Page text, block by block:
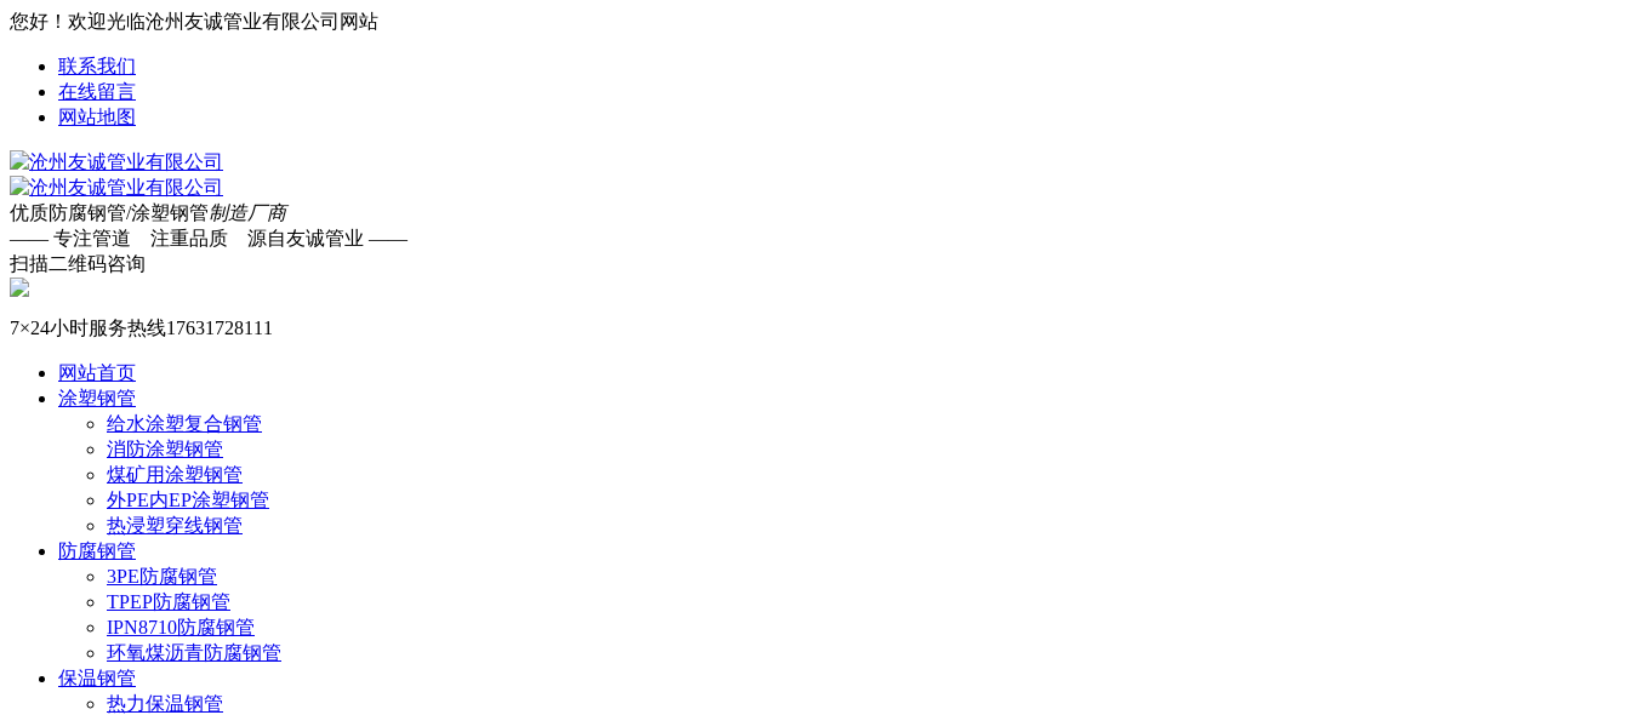
您好！欢迎光临沧州友诚管业有限公司网站
联系我们
在线留言
网站地图
优质防腐钢管/涂塑钢管制造厂商
—— 专注管道 注重品质 源自友诚管业 ——
扫描二维码咨询
7×24小时服务热线17631728111
网站首页
涂塑钢管
给水涂塑复合钢管
消防涂塑钢管
煤矿用涂塑钢管
外PE内EP涂塑钢管
热浸塑穿线钢管
防腐钢管
3PE防腐钢管
TPEP防腐钢管
IPN8710防腐钢管
环氧煤沥青防腐钢管
保温钢管
热力保温钢管